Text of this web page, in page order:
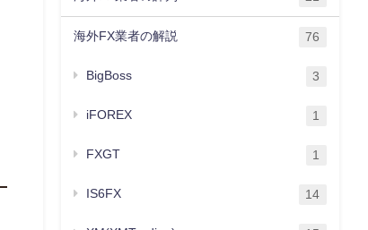
海外FX業者の解説 76
BigBoss 3
iFOREX 1
FXGT 1
IS6FX 14